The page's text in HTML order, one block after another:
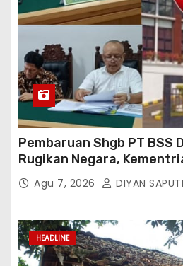
Pembaruan Shgb PT BSS
Rugikan Negara,
Gugat Di PTUN Jakarta
Agu 7, 2026 DIYAN
HEADLINE